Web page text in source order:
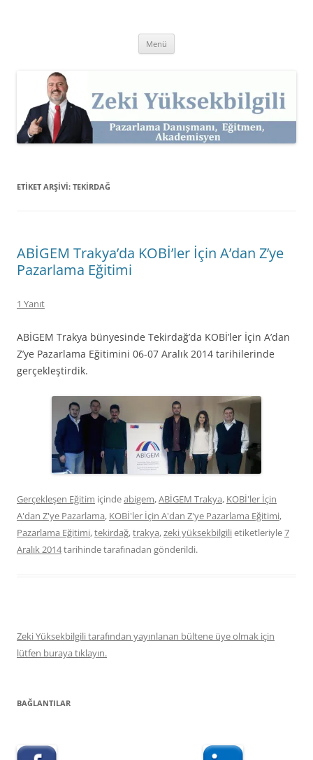
Kişisel Web Sitesi.
Menü
ETIKET ARŞIVI: TEKIRDAĞ
ABİGEM Trakya’da KOBİ’ler İçin A’dan Z’ye
Pazarlama Eğitimi
1 Yanıt
ABİGEM Trakya bünyesinde Tekirdağ’da KOBİ’ler İçin A’dan
Z’ye Pazarlama Eğitimini 06-07 Aralık 2014 tarihilerinde
gerçekleştirdik.
Gerçekleşen Eğitim içindeabigem,ABİGEM Trakya, KOBİ'ler İçin
A'dan Z'ye Pazarlama, KOBİ'ler İçin A'dan Z'ye Pazarlama Eğitimi,
Pazarlama Eğitimi,tekirdağ,trakya,zeki yüksekbilgilietiketleriyle7
Aralık 2014tarihindetarafınadan gönderildi.
Zeki Yüksekbilgili tarafından yayınlanan bültene üye olmak için
lütfen buraya tıklayın.
BAĞLANTILAR